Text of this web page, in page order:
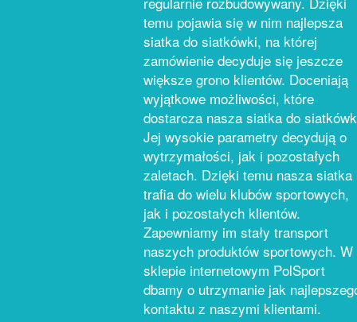
temu pojawia się w nim najlepsza
siatka do siatkówki, na której
zamówienie decyduje się jeszcze
większe grono klientów. Doceniają
wyjątkowe możliwości, które
dostarcza nasza siatka do
Jej wysokie parametry decydują o
wytrzymałości, jak i pozostałych
zaletach. Dzięki temu nasza siatka
trafia do wielu klubów sportowych,
jak i pozostałych klientów.
Zapewniamy im stały transport
naszych produktów sportowych. W
sklepie internetowym PolSport
dbamy o utrzymanie jak
kontaktu z naszymi klientami.